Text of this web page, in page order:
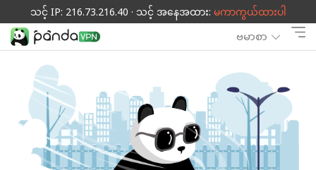
သင့် IP: 216.73.216.40 · သင့် အနေအထား: မကာကွယ်ထားပါ
ဗမာစာ